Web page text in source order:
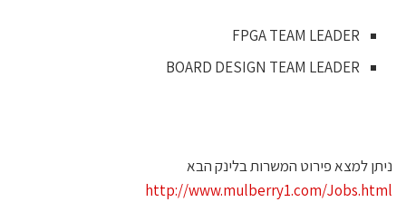
FPGA TEAM LEADER
BOARD DESIGN TEAM LEADER
למצא פירוט המשרות בלינק הבא
http://www.mulberry1.com/